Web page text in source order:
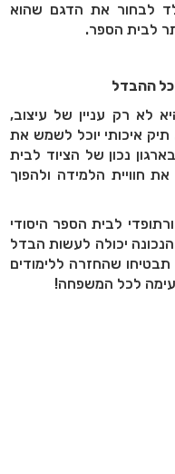
לבחור את הדגם שהוא
לבית הספר.
ההבדל
לא רק עניין של עיצוב,
איכותי יוכל לשמש את
נכון של הציוד לבית
חוויית הלמידה ולהפוך
לבית הספר היסודי
יכולה לעשות הבדל
שהחזרה ללימודים
לכל המשפחה!